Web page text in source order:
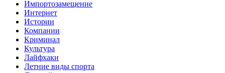
Импортозамещение
Интернет
Истории
Компании
Криминал
Культура
Лайфхаки
Летние виды спорта